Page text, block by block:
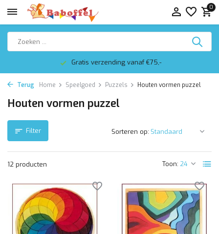
0
Gratis verzending vanaf €75,-
Terug Home Speelgoed Puzzels Houten vormen puzzel
Houten vormen puzzel
Filter
12 producten Toon:
Sorteren op: